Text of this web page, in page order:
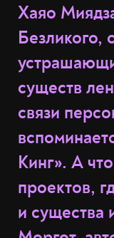
Хаяо
Безликого,
существ
связи
Кинг». А
проектов,
и существа